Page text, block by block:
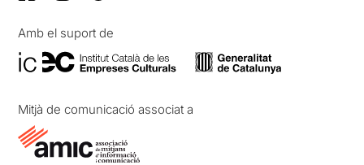
Amb el suport de
Mitjà de comunicació associat a